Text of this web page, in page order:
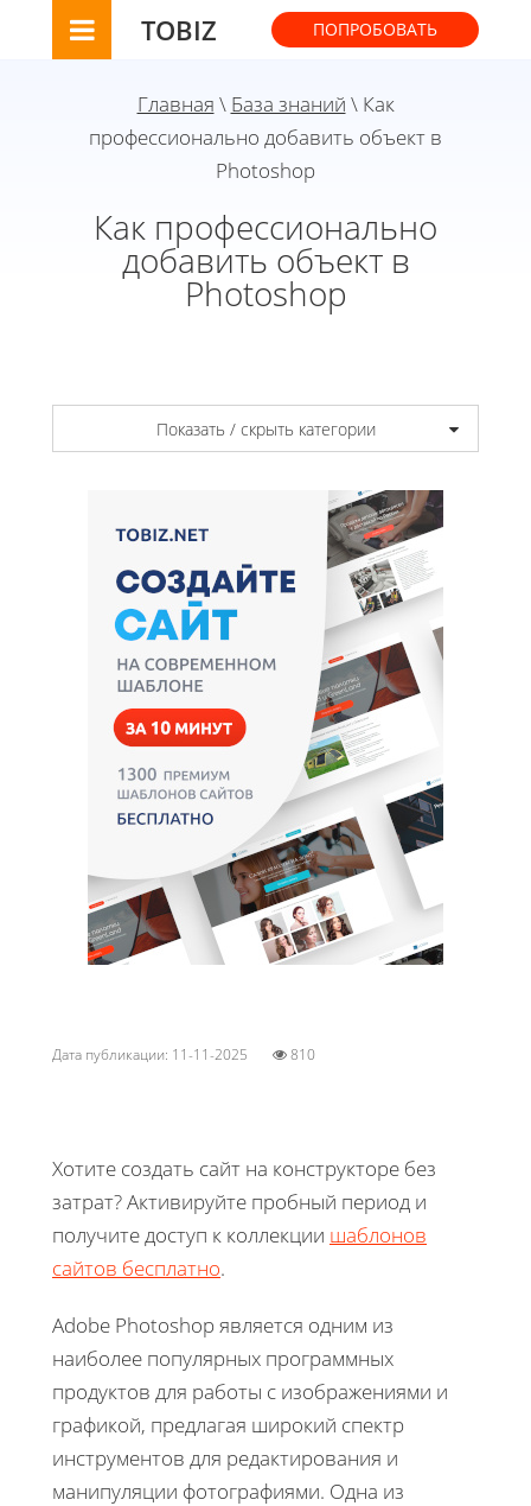
TOBIZ ПОПРОБОВАТЬ
Главная \ База знаний \ Как
профессионально добавить объект в
Photoshop
Как профессионально
добавить объект в
Photoshop
Показать / скрыть категории
Дата публикации: 11-11-2025 810
Хотите создать сайт на конструкторе без
затрат? Активируйте пробный период и
получите доступ к коллекции шаблонов
сайтов бесплатно.
Adobe Photoshop является одним из
наиболее популярных программных
продуктов для работы с изображениями и
графикой, предлагая широкий спектр
инструментов для редактирования и
манипуляции фотографиями. Одна из